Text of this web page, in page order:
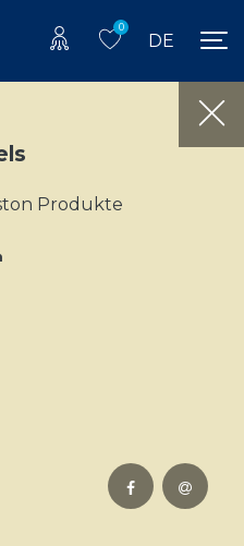
0
DE
Produkte